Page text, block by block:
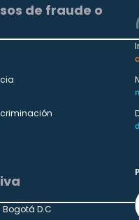
de fraude o
D.C